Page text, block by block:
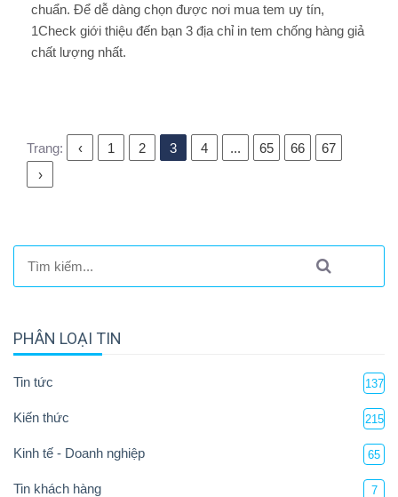
chuẩn. Để dễ dàng chọn được nơi mua tem uy tín,
1Check giới thiệu đến bạn 3 địa chỉ in tem chống hàng giả
chất lượng nhất.
Trang: ‹ 1 2 3 4 ... 65 66
67
›
PHÂN LOẠI TIN
Tin tức 137
Kiến thức 215
Kinh tế - Doanh nghiệp 65
Tin khách hàng 7